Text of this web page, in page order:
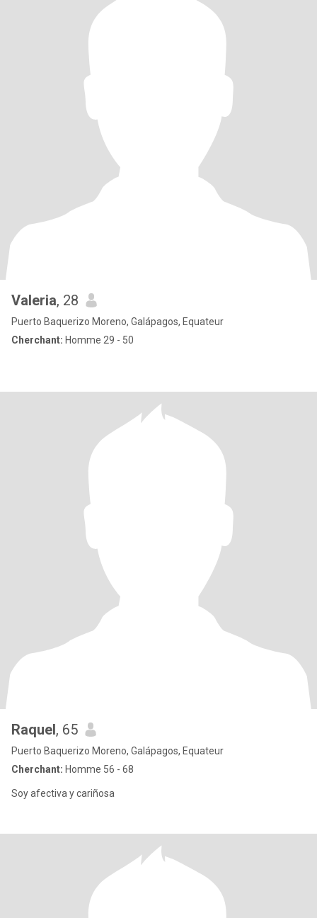
Valeria, 28
Puerto Baquerizo Moreno, Galápagos, Equateur
Cherchant: Homme 29 - 50
Raquel, 65
Puerto Baquerizo Moreno, Galápagos, Equateur
Cherchant: Homme 56 - 68
Soy afectiva y cariñosa